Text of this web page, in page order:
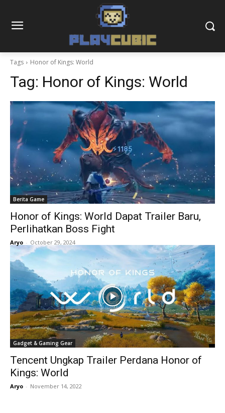
Tags Honor of Kings: World
Tag: Honor of Kings: World
Berita Game
Honor of Kings: World Dapat Trailer Baru,
Perlihatkan Boss Fight
Aryo - October 29, 2024
Gadget & Gaming Gear
Tencent Ungkap Trailer Perdana Honor of
Kings: World
Aryo - November 14, 2022